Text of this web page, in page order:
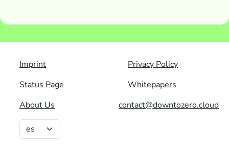
Imprint
Privacy Policy
Status Page
Whitepapers
About Us
contact@downtozero.cloud